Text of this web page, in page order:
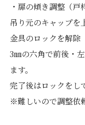
・扉の傾き調整（戸
吊り元のキャップを
金具のロックを解除
3㎜の六角で前後・
ます。
完了後はロックをし
※難しいので調整依